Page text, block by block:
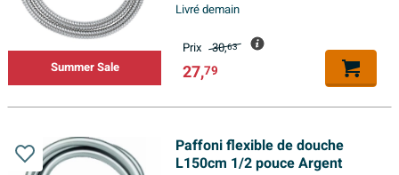
Summer Sale
Livré demain
Prix 30,63
27,79
Paffoni flexible de douche
L150cm 1/2 pouce Argent